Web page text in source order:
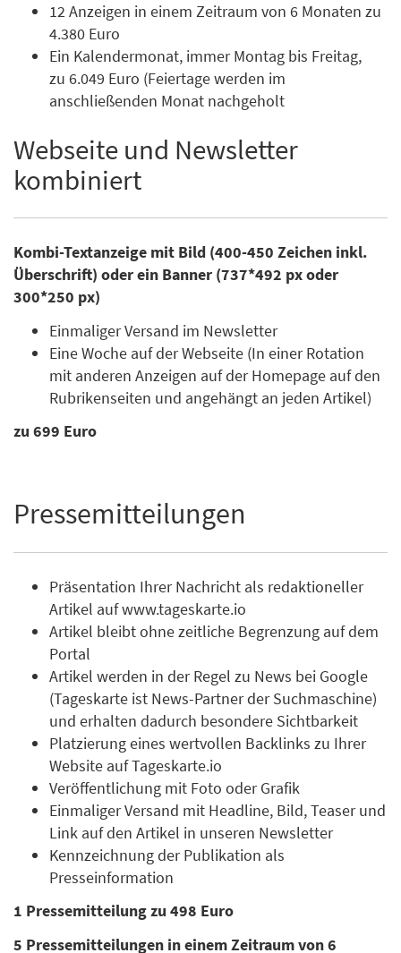
12 Anzeigen in einem Zeitraum von 6 Monaten zu
4.380 Euro
Ein Kalendermonat, immer Montag bis Freitag,
zu 6.049 Euro (Feiertage werden im
anschließenden Monat nachgeholt
Webseite und Newsletter
kombiniert
Kombi-Textanzeige mit Bild (400-450 Zeichen inkl.
Überschrift) oder ein Banner (737*492 px oder
300*250 px)
Einmaliger Versand im Newsletter
Eine Woche auf der Webseite (In einer Rotation
mit anderen Anzeigen auf der Homepage auf den
Rubrikenseiten und angehängt an jeden Artikel)
zu 699 Euro
Pressemitteilungen
Präsentation Ihrer Nachricht als redaktioneller
Artikel auf www.tageskarte.io
Artikel bleibt ohne zeitliche Begrenzung auf dem
Portal
Artikel werden in der Regel zu News bei Google
(Tageskarte ist News-Partner der Suchmaschine)
und erhalten dadurch besondere Sichtbarkeit
Platzierung eines wertvollen Backlinks zu Ihrer
Website auf Tageskarte.io
Veröffentlichung mit Foto oder Grafik
Einmaliger Versand mit Headline, Bild, Teaser und
Link auf den Artikel in unseren Newsletter
Kennzeichnung der Publikation als
Presseinformation
1 Pressemitteilung zu 498 Euro
5 Pressemitteilungen in einem Zeitraum von 6